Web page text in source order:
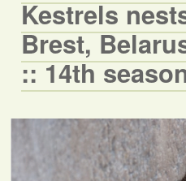
Kestrels
Brest,
:: 14th